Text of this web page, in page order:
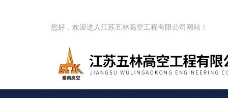
您好，欢迎进入江苏五林高空工程有限公司网站！